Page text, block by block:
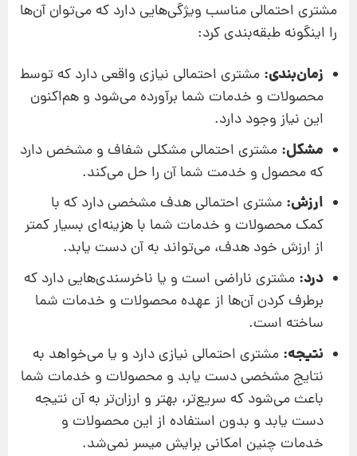
مشتری احتمالی مناسب ویژگی‌هایی دارد که می‌توان آن‌ها
را اینگونه طبقه‌بندی کرد:
زمان‌بندی: مشتری احتمالی نیازی واقعی دارد که توسط
محصولات و خدمات شما برآورده می‌شود و هم‌اکنون
این نیاز وجود دارد.
مشکل: مشتری احتمالی مشکلی شفاف و مشخص دارد
که محصول و خدمت شما آن ‌را حل می‌کند.
ارزش: مشتری احتمالی هدف مشخصی دارد که با
کمک محصولات و خدمات شما با هزینه‌ای بسیار کمتر
از ارزش خود هدف، می‌تواند به آن دست یابد.
درد: مشتری ناراضی است و یا ناخرسندی‌هایی‌ دارد که
برطرف کردن آن‌ها از عهده محصولات و خدمات شما
ساخته است.
نتیجه: مشتری احتمالی نیازی دارد و یا می‌خواهد به
نتایج مشخصی دست یابد و محصولات و خدمات شما
باعث می‌شود که سریع‌تر، بهتر و ارزان‌تر به آن نتیجه
دست یابد و بدون استفاده از این محصولات و
خدمات چنین امکانی برایش میسر نمی‌شد.